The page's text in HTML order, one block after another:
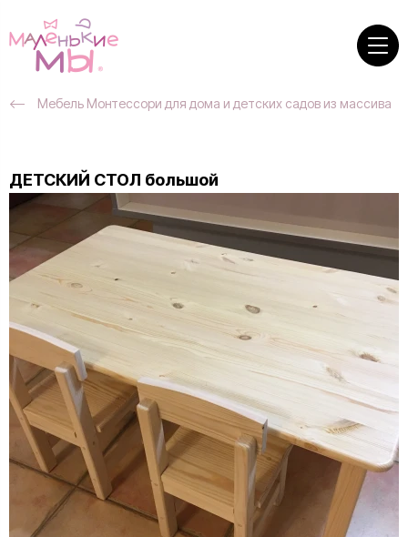
Мебель Монтессори для дома и детских садов из массива
ДЕТСКИЙ СТОЛ большой